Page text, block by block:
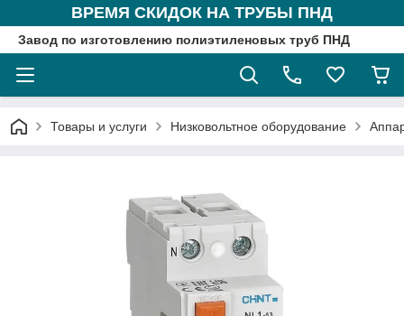
ВРЕМЯ СКИДОК НА ТРУБЫ ПНД
Завод по изготовлению полиэтиленовых труб ПНД
Товары и услуги Низковольтное оборудование